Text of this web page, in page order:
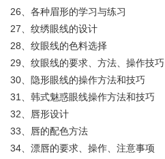
26、各种眉形的学习与练习
27、纹绣眼线的设计
28、纹眼线的色料选择
29、纹眼线的要求、方法、操作技巧
30、隐形眼线的操作方法和技巧
31、韩式魅惑眼线操作方法和技巧
32、唇形设计
33、唇的配色方法
34、漂唇的要求、操作、注意事项